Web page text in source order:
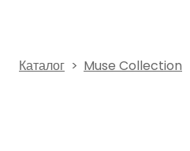
Каталог Muse Collection